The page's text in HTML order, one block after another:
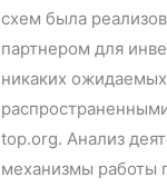
схем была
партнером для
никаких
top.org. Анализ
механизмы работы